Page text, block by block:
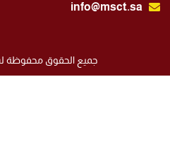
info@msct.sa
جميع الحقوق محفوظة